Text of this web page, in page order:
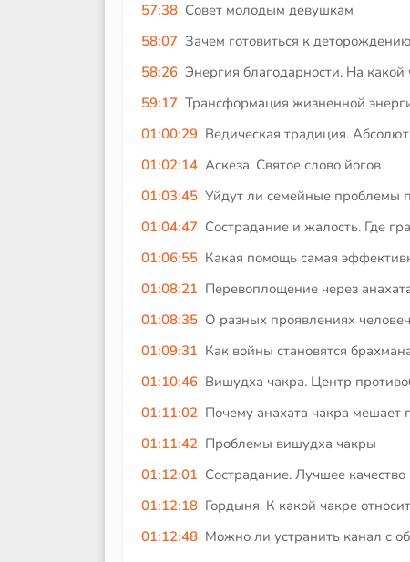
57:38 Совет молодым девушкам
58:07 Зачем готовиться к деторождению
58:26 Энергия благодарности. На какой
59:17 Трансформация жизненной
01:00:29 Ведическая традиция.
01:02:14 Аскеза. Святое слово йогов
01:03:45 Уйдут ли семейные проблемы
01:04:47 Сострадание и жалость. Где
01:06:55 Какая помощь самая
01:08:21 Перевоплощение через
01:08:35 О разных проявлениях
01:09:31 Как войны становятся
01:10:46 Вишудха чакра. Центр
01:11:02 Почему анахата чакра мешает
01:11:42 Проблемы вишудха чакры
01:12:01 Сострадание. Лучшее
01:12:18 Гордыня. К какой чакре
01:12:48 Можно ли устранить канал с